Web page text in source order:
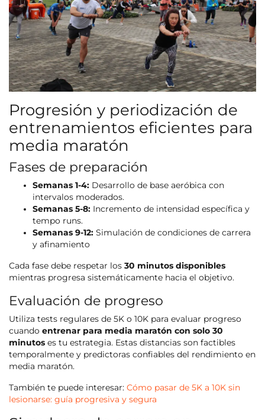
Progresión y periodización de
entrenamientos eficientes para
media maratón
Fases de preparación
Semanas 1-4: Desarrollo de base aeróbica con
intervalos moderados.
Semanas 5-8: Incremento de intensidad específica y
tempo runs.
Semanas 9-12: Simulación de condiciones de carrera
y afinamiento
Cada fase debe respetar los 30 minutos disponibles
mientras progresa sistemáticamente hacia el objetivo.
Evaluación de progreso
Utiliza tests regulares de 5K o 10K para evaluar progreso
cuando entrenar para media maratón con solo 30
minutos es tu estrategia. Estas distancias son factibles
temporalmente y predictoras confiables del rendimiento en
media maratón.
También te puede interesar: Cómo pasar de 5K a 10K sin
lesionarse: guía progresiva y segura